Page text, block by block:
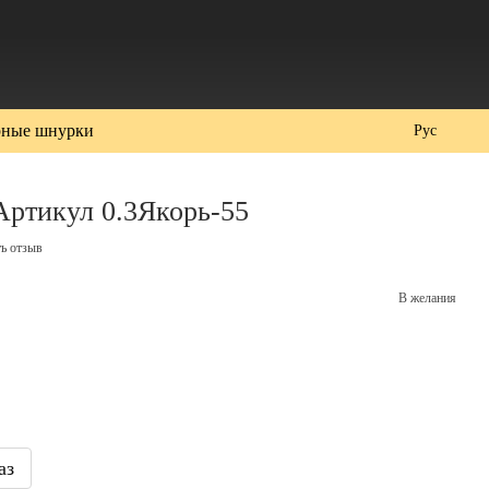
шнурки Рус
0.3Якорь-55
отзыв
В желания